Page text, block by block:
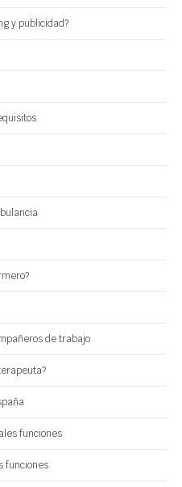
y publicidad?
de trabajo
funciones
funciones